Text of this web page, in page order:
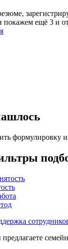
покажем ещё 3 и
формулировку